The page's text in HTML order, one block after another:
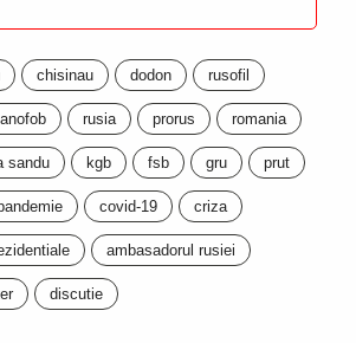
chisinau dodon rusofil
rusia prorus romania
sandu kgb fsb gru prut
covid-19 criza
ambasadorul rusiei
discutie